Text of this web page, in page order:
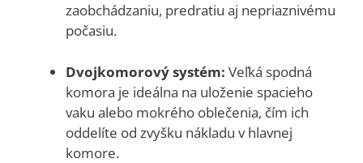
zaobchádzaniu, predratiu aj nepriaznivému
počasiu.
Dvojkomorový systém: Veľká spodná
komora je ideálna na uloženie spacieho
vaku alebo mokrého oblečenia, čím ich
oddelíte od zvyšku nákladu v hlavnej
komore.